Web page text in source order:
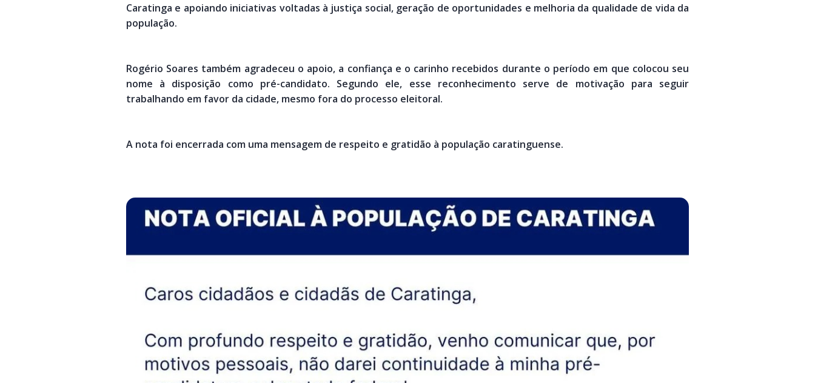
Caratinga e apoiando iniciativas voltadas à justiça social, geração de oportunidades e melhoria da qualidade de vida da
população.
Rogério Soares também agradeceu o apoio, a confiança e o carinho recebidos durante o período em que colocou seu
nome à disposição como pré-candidato. Segundo ele, esse reconhecimento serve de motivação para seguir
trabalhando em favor da cidade, mesmo fora do processo eleitoral.
A nota foi encerrada com uma mensagem de respeito e gratidão à população caratinguense.